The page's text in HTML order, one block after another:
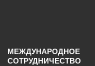
МЕЖДУНАРОДНОЕ
СОТРУДНИЧЕСТВО